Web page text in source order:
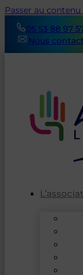
Passer au
05 53 88 97
Nous